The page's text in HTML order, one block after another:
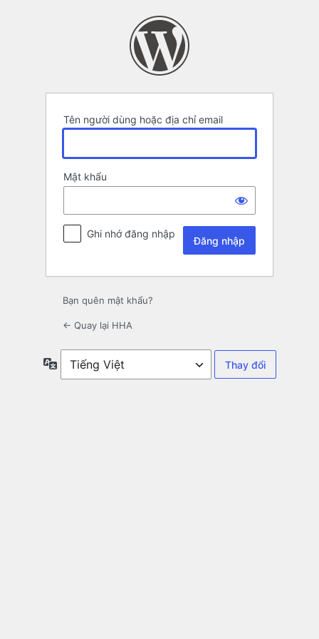
Tên người dùng hoặc địa chỉ email
Mật khẩu
Ghi nhớ đăng nhập
Bạn quên mật khẩu?
← Quay lại HHA
Ngôn
ngữ